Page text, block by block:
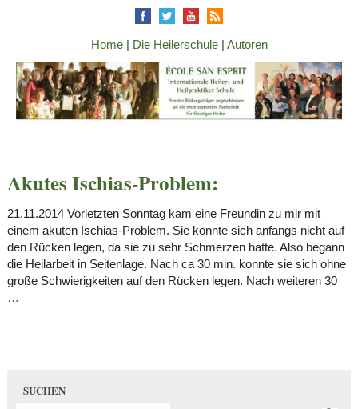
Home| Die Heilerschule| Autoren
Akutes Ischias-Problem:
21.11.2014 Vorletzten Sonntag kam eine Freundin zu mir mit
einem akuten Ischias-Problem. Sie konnte sich anfangs nicht auf
den Rücken legen, da sie zu sehr Schmerzen hatte. Also begann
die Heilarbeit in Seitenlage. Nach ca 30 min. konnte sie sich ohne
große Schwierigkeiten auf den Rücken legen. Nach weiteren 30
…
SUCHEN